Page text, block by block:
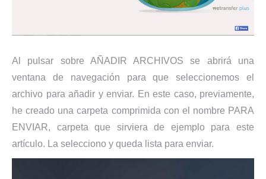
Al pulsar sobre AÑADIR ARCHIVOS se abrirá una
ventana de navegación para que seleccionemos el
archivo para añadir y enviar. En este caso, previamente,
he creado una carpeta comprimida con el nombre PARA
ENVIAR, carpeta que sirviera de ejemplo para este
artículo. La selecciono y queda lista para enviar.